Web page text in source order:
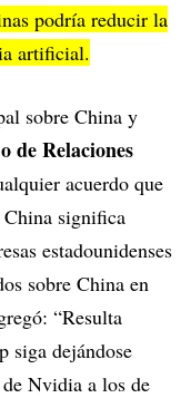
podría reducir la
artificial.
sobre China y
de Relaciones
acuerdo que
significa
estadounidenses
sobre China en
“Resulta
siga dejándose
de Nvidia a los de